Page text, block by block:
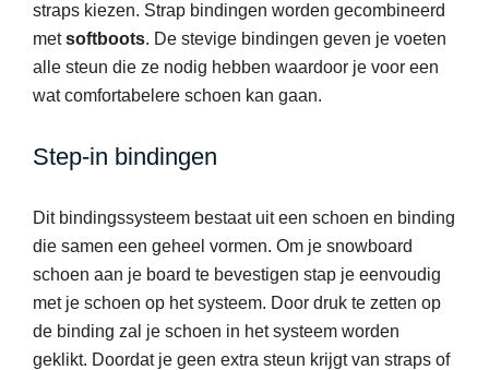
straps kiezen. Strap bindingen worden gecombineerd
metsoftboots. De stevige bindingen geven je voeten
alle steun die ze nodig hebben waardoor je voor een
wat comfortabelere schoen kan gaan.
Step-in bindingen
Dit bindingssysteem bestaat uit een schoen en binding
die samen een geheel vormen. Om je snowboard
schoen aan je board te bevestigen stap je eenvoudig
met je schoen op het systeem. Door druk te zetten op
de binding zal je schoen in het systeem worden
geklikt. Doordat je geen extra steun krijgt van straps of